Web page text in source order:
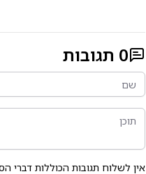
0 תגובות
אין לשלוח תגובות הכוללות דברי